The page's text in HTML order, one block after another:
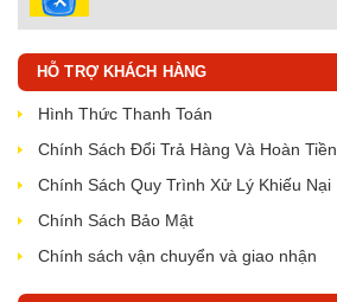
HỖ TRỢ KHÁCH HÀNG
Hình Thức Thanh Toán
Chính Sách Đổi Trả Hàng Và Hoàn Tiền
Chính Sách Quy Trình Xử Lý Khiếu Nại
Chính Sách Bảo Mật
Chính sách vận chuyển và giao nhận